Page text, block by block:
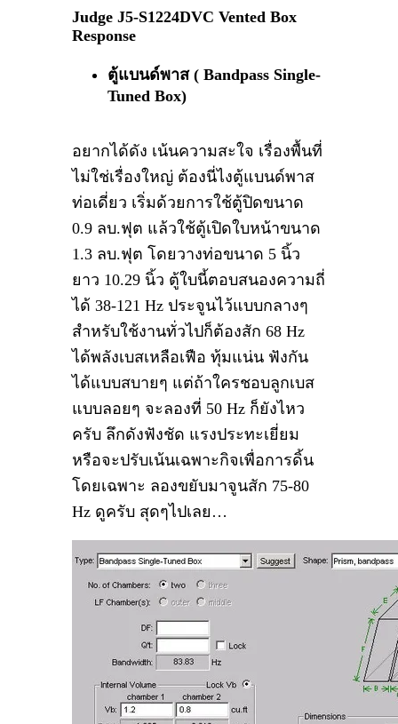
Judge J5-S1224DVC Vented Box
Response
ตู้แบนด์พาส (Bandpass Single-
Tuned Box)
อยากได้ดัง เน้นความสะใจ เรื่องพื้นที่
ไม่ใช่เรื่องใหญ่ ต้องนี่ไงตู้แบนด์พาส
ท่อเดี่ยว เริ่มด้วยการใช้ตู้ปิดขนาด
0.9 ลบ.ฟุต แล้วใช้ตู้เปิดใบหน้าขนาด
1.3 ลบ.ฟุต โดยวางท่อขนาด 5 นิ้ว
ยาว 10.29 นิ้ว ตู้ใบนี้ตอบสนองความถี่
ได้ 38-121 Hz ประจูนไว้แบบกลางๆ
สำหรับใช้งานทั่วไปก็ต้องสัก 68 Hz
ได้พลังเบสเหลือเฟือ ทุ้มแน่น ฟังกัน
ได้แบบสบายๆ แต่ถ้าใครชอบลูกเบส
แบบลอยๆ จะลองที่ 50 Hz ก็ยังไหว
ครับ ลึกดังฟังชัด แรงประทะเยี่ยม
หรือจะปรับเน้นเฉพาะกิจเพื่อการดิ้น
โดยเฉพาะ ลองขยับมาจูนสัก 75-80
Hz ดูครับ สุดๆไปเลย…